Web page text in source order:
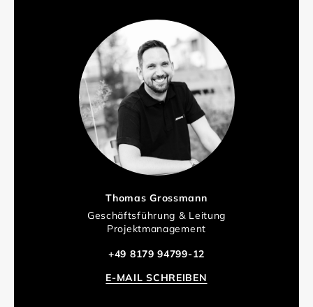
Thomas Grossmann
Geschäftsführung & Leitung
Projektmanagement
+49 8179 94799-12
E-MAIL SCHREIBEN